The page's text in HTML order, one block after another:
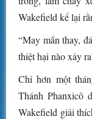
Wakefield kể lại
“May mắn thay,
thiệt hại nào xảy
Chỉ hơn một
Thánh Phanxicô
Wakefield giải